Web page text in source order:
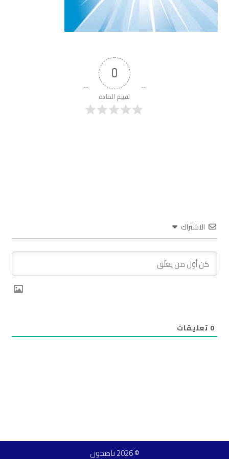
0
تقييم المادة
الاشتراك
0 تعليقات
© 2026 ناصحون